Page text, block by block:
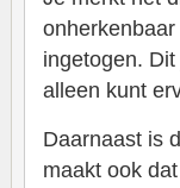
ingetogen.
alleen kunt
Daarnaast is
maakt ook